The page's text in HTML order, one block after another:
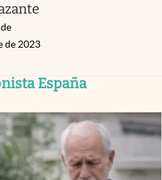
de 2023
España